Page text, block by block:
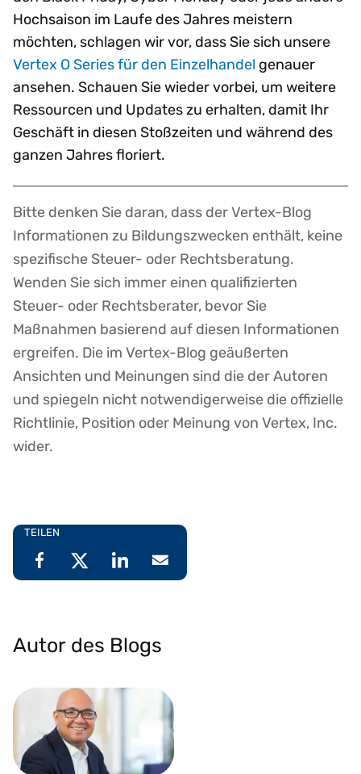
Hochsaison im Laufe des Jahres meistern
möchten, schlagen wir vor, dass Sie sich unsere
Vertex O Series für den Einzelhandel genauer
ansehen. Schauen Sie wieder vorbei, um weitere
Ressourcen und Updates zu erhalten, damit Ihr
Geschäft in diesen Stoßzeiten und während des
ganzen Jahres floriert.
Disclaimer
Bitte denken Sie daran, dass der Vertex-Blog
Informationen zu Bildungszwecken enthält, keine
spezifische Steuer- oder Rechtsberatung.
Wenden Sie sich immer einen qualifizierten
Steuer- oder Rechtsberater, bevor Sie
Maßnahmen basierend auf diesen Informationen
ergreifen. Die im Vertex-Blog geäußerten
Ansichten und Meinungen sind die der Autoren
und spiegeln nicht notwendigerweise die offizielle
Richtlinie, Position oder Meinung von Vertex, Inc.
wider.
TEILEN
Autor des Blogs